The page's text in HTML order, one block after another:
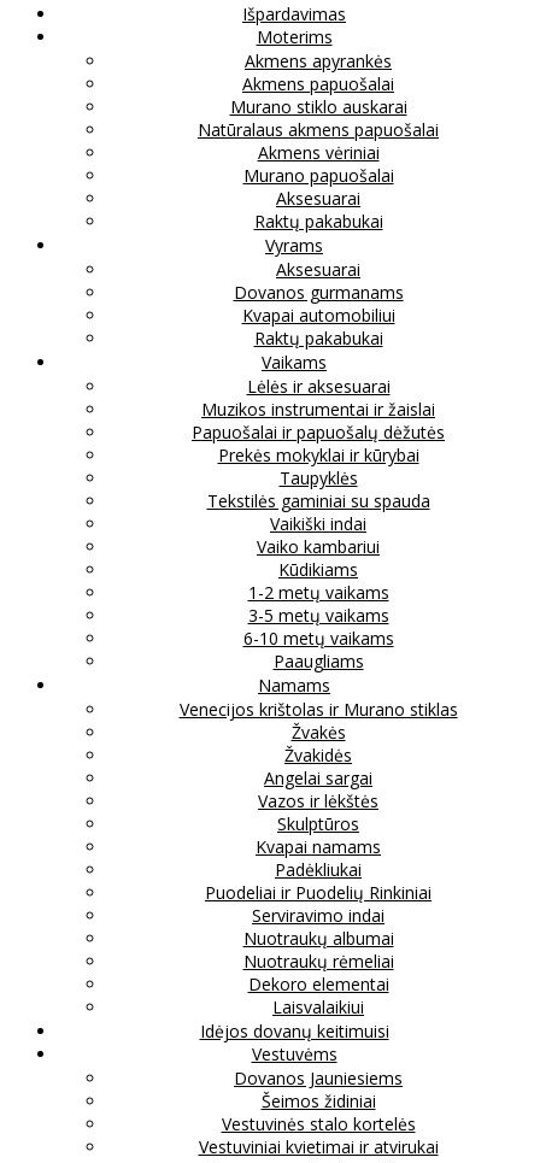
Išpardavimas
Moterims
Akmens apyrankės
Akmens papuošalai
Murano stiklo auskarai
Natūralaus akmens papuošalai
Akmens vėriniai
Murano papuošalai
Aksesuarai
Raktų pakabukai
Vyrams
Aksesuarai
Dovanos gurmanams
Kvapai automobiliui
Raktų pakabukai
Vaikams
Lėlės ir aksesuarai
Muzikos instrumentai ir žaislai
Papuošalai ir papuošalų dėžutės
Prekės mokyklai ir kūrybai
Taupyklės
Tekstilės gaminiai su spauda
Vaikiški indai
Vaiko kambariui
Kūdikiams
1-2 metų vaikams
3-5 metų vaikams
6-10 metų vaikams
Paaugliams
Namams
Venecijos krištolas ir Murano stiklas
Žvakės
Žvakidės
Angelai sargai
Vazos ir lėkštės
Skulptūros
Kvapai namams
Padėkliukai
Puodeliai ir Puodelių Rinkiniai
Serviravimo indai
Nuotraukų albumai
Nuotraukų rėmeliai
Dekoro elementai
Laisvalaikiui
Idėjos dovanų keitimuisi
Vestuvėms
Dovanos Jauniesiems
Šeimos židiniai
Vestuvinės stalo kortelės
Vestuviniai kvietimai ir atvirukai